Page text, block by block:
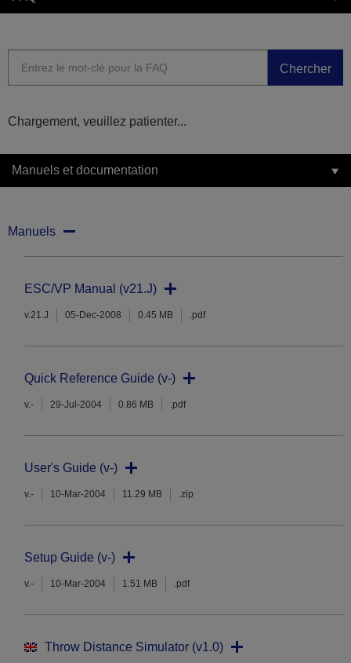
Chercher
Chargement, veuillez patienter...
Manuels et documentation
Manuels
ESC/VP Manual (v21.J)
v.21.J 05-Dec-2008 0.45 MB .pdf
Quick Reference Guide (v-)
v.- 29-Jul-2004 0.86 MB .pdf
User's Guide (v-)
v.- 10-Mar-2004 11.29 MB .zip
Setup Guide (v-)
v.- 10-Mar-2004 1.51 MB .pdf
Throw Distance Simulator (v1.0)